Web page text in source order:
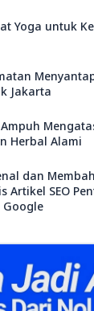
Yoga untuk
Jakarta
Herbal Alami
dan
Artikel SEO
Google